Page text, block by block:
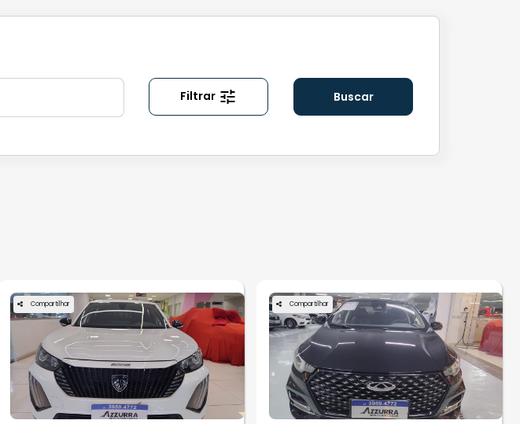
Filtrar Buscar
Compartilhar Compartilhar